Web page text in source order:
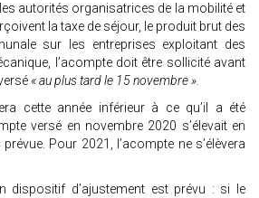
autorités organisatrices de la mobilité et
la taxe de séjour, le produit brut des
sur les entreprises exploitant des
l’acompte doit être sollicité avant
« au plus tard le 15 novembre ».
cette année inférieur à ce qu’il a été
versé en novembre 2020 s’élevait en
Pour 2021, l’acompte ne s’élèvera
dispositif d’ajustement est prévu : si le